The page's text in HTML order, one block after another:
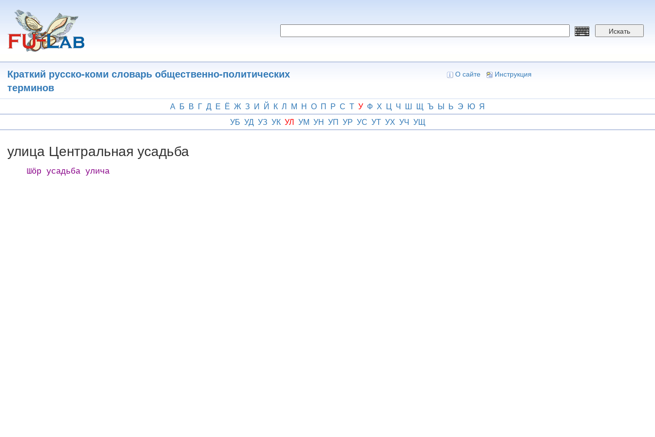
основному
содержанию
Искать
Краткий русско-коми словарь общественно-политических
терминов
О сайте Инструкция
А Б В Г Д Е Ё Ж З И Й К Л М Н О П Р С Т У Ф Х Ц Ч Ш Щ Ъ Ы Ь Э Ю Я
УБ УД УЗ УК УЛ УМ УН УП УР УС УТ УХ УЧ УЩ
улица Центральная усадьба
Шӧр усадьба улича